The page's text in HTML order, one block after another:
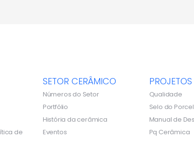
de
SETOR CERÂMICO
Números do Setor
Portfólio
História da cerâmica
Eventos
PROJETOS
Qualidade
Selo do
Manual de
Pq Cerâmica